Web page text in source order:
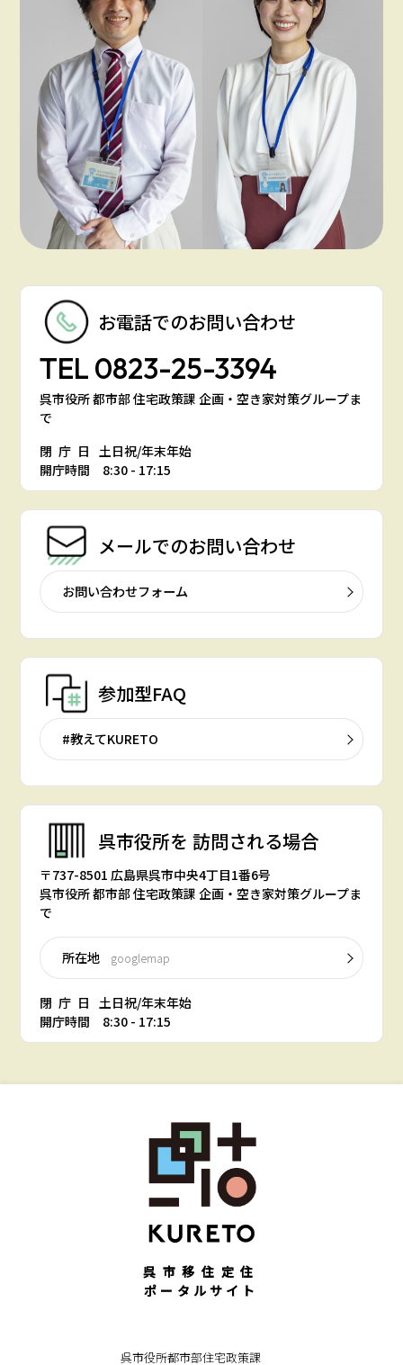
お電話でのお問い合わせ
TEL 0823-25-3394
呉市役所 都市部 住宅政策課 企画・空き家対策グループま
で
閉庁日 土日祝/年末年始
開庁時間 8:30 - 17:15
メールでのお問い合わせ
お問い合わせフォーム
参加型FAQ
#教えてKURETO
呉市役所を 訪問される場合
〒737-8501 広島県呉市中央4丁目1番6号
呉市役所 都市部 住宅政策課 企画・空き家対策グループま
で
所在地 googlemap
閉庁日 土日祝/年末年始
開庁時間 8:30 - 17:15
呉市移住定住
ポータルサイト
呉市役所都市部住宅政策課